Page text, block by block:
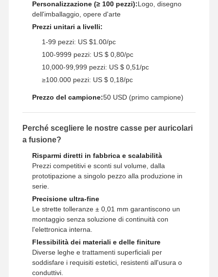
Visita Alla
Controllo
Ora
Chiacchieri
Casting da morire in alluminio
parti di lamiere
fabbricazione di parti per autoveicoli
Custodia in pressofusione
Prototipazione rapida
trattamento superficiale del metallo
Stampi per la colata a pressione
Personalizzazione (≥ 100 pezzi):Logo, disegno
dell'imballaggio, opere d'arte
Prezzi unitari a livelli:
1-99 pezzi: US $1.00/pc
100-9999 pezzi: US $ 0,80/pc
10,000-99,999 pezzi: US $ 0,51/pc
≥100.000 pezzi: US $ 0,18/pc
Prezzo del campione:50 USD (primo campione)
Perché scegliere le nostre casse per auricolari
a fusione?
Risparmi diretti in fabbrica e scalabilità
Prezzi competitivi e sconti sul volume, dalla
prototipazione a singolo pezzo alla produzione in
serie.
Precisione ultra-fine
Le strette tolleranze ± 0,01 mm garantiscono un
montaggio senza soluzione di continuità con
l'elettronica interna.
Flessibilità dei materiali e delle finiture
Diverse leghe e trattamenti superficiali per
soddisfare i requisiti estetici, resistenti all'usura o
conduttivi.